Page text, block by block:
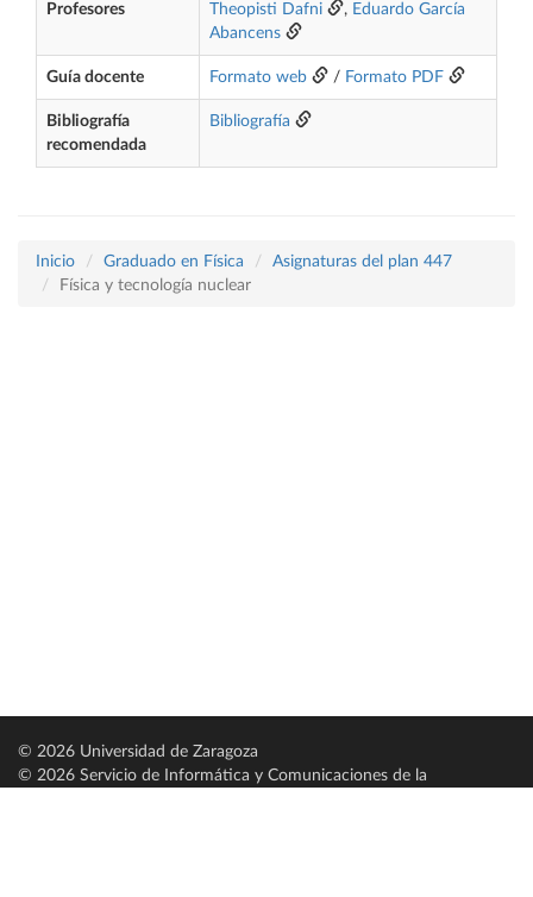
Profesores Theopisti Dafni , Eduardo García
Abancens
Guía docente Formato web / Formato PDF
Bibliografía
recomendada
Bibliografía
Inicio Graduado en Física
Asignaturas del plan 447
Física y tecnología nuclear
© 2026 Universidad de Zaragoza
© 2026 Servicio de Informática y Comunicaciones de la